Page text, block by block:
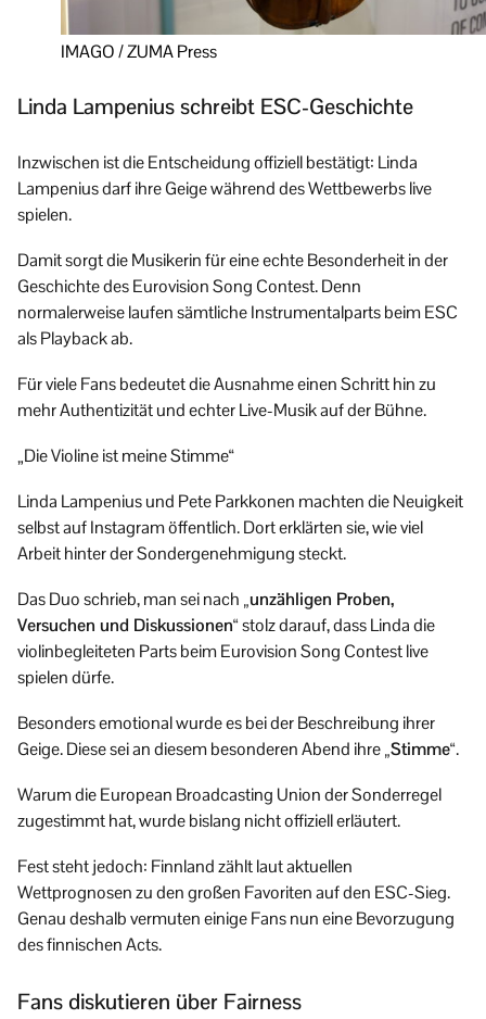
IMAGO / ZUMA Press
Linda Lampenius schreibt ESC-Geschichte
Inzwischen ist die Entscheidung offiziell bestätigt: Linda
Lampenius darf ihre Geige während des Wettbewerbs live
spielen.
Damit sorgt die Musikerin für eine echte Besonderheit in der
Geschichte des Eurovision Song Contest. Denn
normalerweise laufen sämtliche Instrumentalparts beim ESC
als Playback ab.
Für viele Fans bedeutet die Ausnahme einen Schritt hin zu
mehr Authentizität und echter Live-Musik auf der Bühne.
„Die Violine ist meine Stimme“
Linda Lampenius und Pete Parkkonen machten die Neuigkeit
selbst auf Instagram öffentlich. Dort erklärten sie, wie viel
Arbeit hinter der Sondergenehmigung steckt.
Das Duo schrieb, man sei nach „unzähligen Proben,
Versuchen und Diskussionen“stolz darauf, dass Linda die
violinbegleiteten Parts beim Eurovision Song Contest live
spielen dürfe.
Besonders emotional wurde es bei der Beschreibung ihrer
Geige. Diese sei an diesem besonderen Abend ihre„Stimme“.
Warum die European Broadcasting Union der Sonderregel
zugestimmt hat, wurde bislang nicht offiziell erläutert.
Fest steht jedoch: Finnland zählt laut aktuellen
Wettprognosen zu den großen Favoriten auf den ESC-Sieg.
Genau deshalb vermuten einige Fans nun eine Bevorzugung
des finnischen Acts.
Fans diskutieren über Fairness